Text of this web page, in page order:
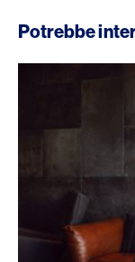
Potrebbe